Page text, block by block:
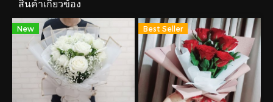
สินค้าเกี่ยวข้อง
New Best Seller